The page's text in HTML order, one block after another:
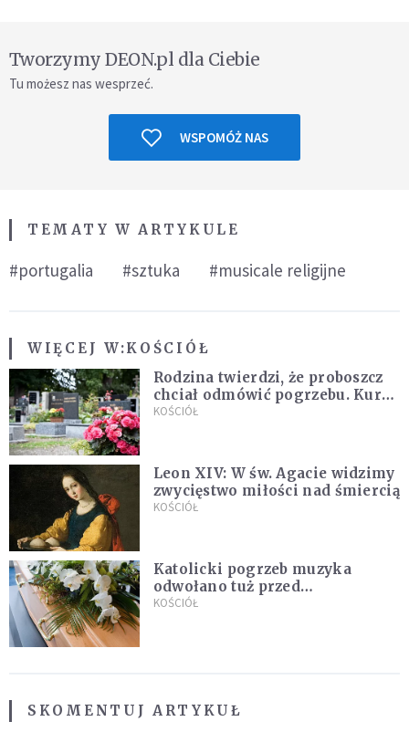
Tworzymy DEON.pl dla Ciebie
Tu możesz nas wesprzeć.
WSPOMÓŻ NAS
TEMATY W ARTYKULE
#portugalia #sztuka #musicale religijne
WIĘCEJ W:KOŚCIÓŁ
Rodzina twierdzi, że proboszcz
chciał odmówić pogrzebu. Kuria
zapowiada wyjaśnienia
KOŚCIÓŁ
Leon XIV: W św. Agacie widzimy
zwycięstwo miłości nad śmiercią
KOŚCIÓŁ
Katolicki pogrzeb muzyka
odwołano tuż przed
uroczystością. Powodem była
KOŚCIÓŁ
SKOMENTUJ ARTYKUŁ